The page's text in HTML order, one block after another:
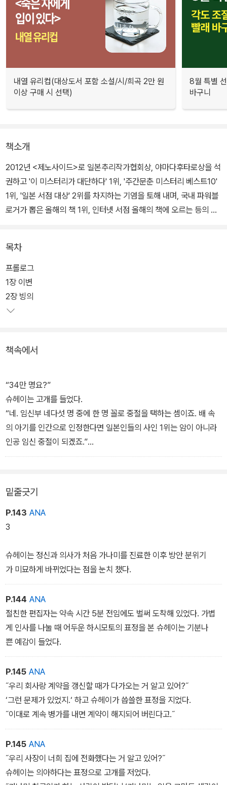
내열 유리컵(대상도서 포함 소설/시/희곡 2만 원
이상 구매 시 선택)
8월 특별
바구니
책소개
2012년 <제노사이드>로 일본추리작가협회상, 야마다후타로상을 석
권하고 '이 미스터리가 대단하다' 1위, '주간문춘 미스터리 베스트10'
1위, '일본 서점 대상' 2위를 차지하는 기염을 토해 내며, 국내 파워블
로거가 뽑은 올해의 책 1위, 인터넷 서점 올해의 책에 오르는 등의 저
다카노 가즈아키는, 밀도 있는 구성과 속도감 있는 전개뿐 아니라 사
회문제를 심도 있게 다루는 작품을 연달아 발표하여 사회파 미스터리
의 선두주자로 주목받아왔다. 이번에 출간된 <K.N의 비극>에서 임
신과 중절이라는 민감한 소재를 흥미로운 스토리에 담아 냄으로써 또
한 번 독자들에게 깊이 있는 메시지를 던진다.
션을 구입하고 아내 가나미와의 행복한 삶을 꿈꾼다. 그러던 어느 날
만, 슈헤이는 불안정한 직업과 맨션을 구입하는 데 탕진한 재산 때문
에 좀 더 여유가 생긴 다음에 아이를 갖자며 중절 수술을 제안한다.
가나미는 괴로워하면서도 마지못해 수긍한다. 그러나 이후 가나미에
게 다른 여성의 의식이 나타나는 이변이 벌어지고 정신과 의사인 이
목차
프롤로그
1장 이변
2장 빙의
책속에서
“34만 명요?”
슈헤이는 고개를 들었다.
“네. 임신부 네다섯 명 중에 한 명 꼴로 중절을 택하는 셈이죠. 배 속
의 아기를 인간으로 인정한다면 일본인들의 사인 1위는 암이 아니라
인공 임신 중절이 되겠죠.”
슈헤이는 입을 꾹 다문 채 살처분을 당하는 반려동물을 생각했다. 주
씬 많은 걸까?
밑줄긋기
P.143 ANA
3
슈헤이는 정신과 의사가 처음 가나미를 진료한 이후 방안 분위기
가 미묘하게 바뀌었다는 점을 눈치 챘다.
P.144 ANA
절친한 편집자는 약속 시간 5분 전임에도 벌써 도착해 있었다. 가볍
게 인사를 나눌 때 어두운 하시모토의 표정을 본 슈헤이는 기분나
쁜 예감이 들었다.
P.145 ANA
˝우리 회사랑 계약을 갱신할 때가 다가오는 거 알고 있어?˝
‘그런 문제가 있었지.‘ 하고 슈헤이가 씁쓸한 표정을 지었다.
˝이대로 계속 병가를 내면 계약이 해지되어 버린다고.˝
P.145 ANA
˝우리 사장이 너희 집에 전화했다는 거 알고 있어?˝
슈헤이는 의아하다는 표정으로 고개를 저었다.